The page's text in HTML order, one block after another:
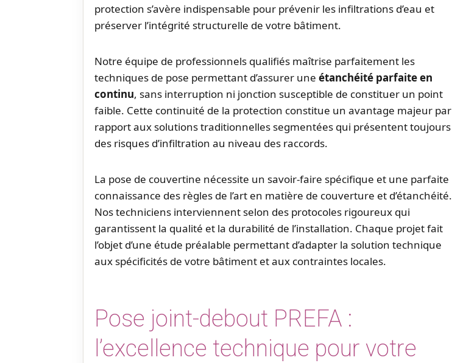
protection s’avère indispensable pour prévenir les infiltrations d’eau et
préserver l’intégrité structurelle de votre bâtiment.
Notre équipe de professionnels qualifiés maîtrise parfaitement les
techniques de pose permettant d’assurer une étanchéité parfaite en
continu, sans interruption ni jonction susceptible de constituer un point
faible. Cette continuité de la protection constitue un avantage majeur par
rapport aux solutions traditionnelles segmentées qui présentent toujours
des risques d’infiltration au niveau des raccords.
La pose de couvertine nécessite un savoir-faire spécifique et une parfaite
connaissance des règles de l’art en matière de couverture et d’étanchéité.
Nos techniciens interviennent selon des protocoles rigoureux qui
garantissent la qualité et la durabilité de l’installation. Chaque projet fait
l’objet d’une étude préalable permettant d’adapter la solution technique
aux spécificités de votre bâtiment et aux contraintes locales.
Pose joint-debout PREFA :
l’excellence technique pour votre